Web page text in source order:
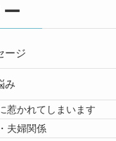
ー
ージ
み
惹かれてしまいます
夫婦関係